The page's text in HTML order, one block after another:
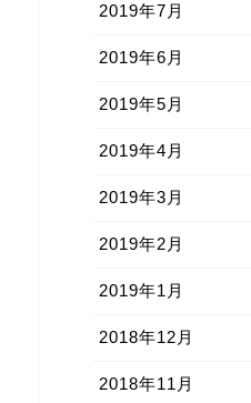
2019年7月
2019年6月
2019年5月
2019年4月
2019年3月
2019年2月
2019年1月
2018年12月
2018年11月